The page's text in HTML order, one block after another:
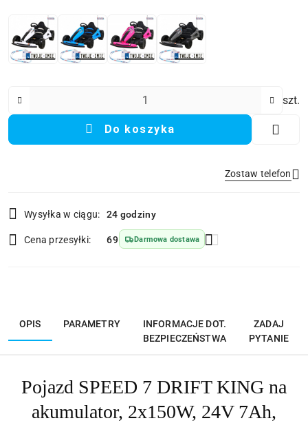
szt.
Do koszyka
Zostaw telefon
Wyślij
i
dostawa
Wysyłka w ciągu: 24 godziny
Cena przesyłki: 69 Darmowa dostawa
OPIS PARAMETRY
INFORMACJE DOT.
BEZPIECZEŃSTWA
ZADAJ
PYTANIE
Pojazd SPEED 7 DRIFT KING na
akumulator, 2x150W, 24V 7Ah,